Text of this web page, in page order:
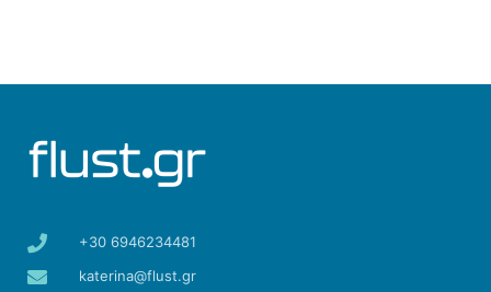
+30 6946234481
katerina@flust.gr